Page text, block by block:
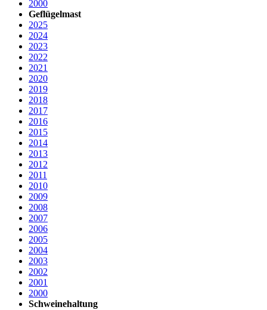
2000
Geflügelmast
2025
2024
2023
2022
2021
2020
2019
2018
2017
2016
2015
2014
2013
2012
2011
2010
2009
2008
2007
2006
2005
2004
2003
2002
2001
2000
Schweinehaltung